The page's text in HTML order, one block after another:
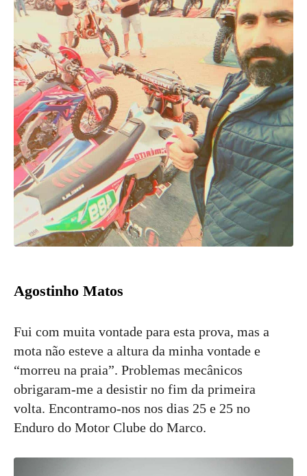
Agostinho Matos
Fui com muita vontade para esta prova, mas a
mota não esteve a altura da minha vontade e
“morreu na praia”. Problemas mecânicos
obrigaram-me a desistir no fim da primeira
volta. Encontramo-nos nos dias 25 e 25 no
Enduro do Motor Clube do Marco.